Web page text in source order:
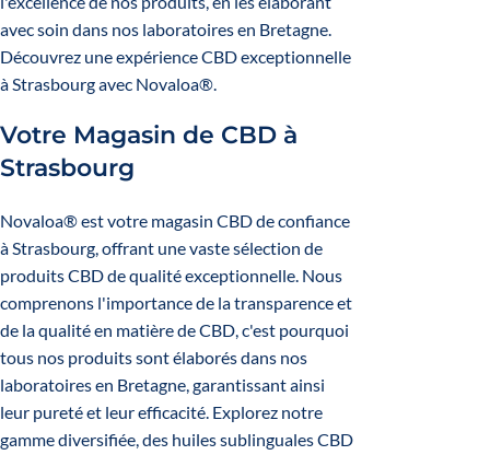
avec soin dans nos laboratoires en Bretagne.
Découvrez une expérience CBD exceptionnelle
à Strasbourg avec Novaloa®.
Votre Magasin de CBD à
Strasbourg
Novaloa® est votre magasin CBD de confiance
à Strasbourg, offrant une vaste sélection de
produits CBD de qualité exceptionnelle. Nous
comprenons l'importance de la transparence et
de la qualité en matière de CBD, c'est pourquoi
tous nos produits sont élaborés dans nos
laboratoires en Bretagne, garantissant ainsi
leur pureté et leur efficacité. Explorez notre
gamme diversifiée, des huiles sublinguales CBD